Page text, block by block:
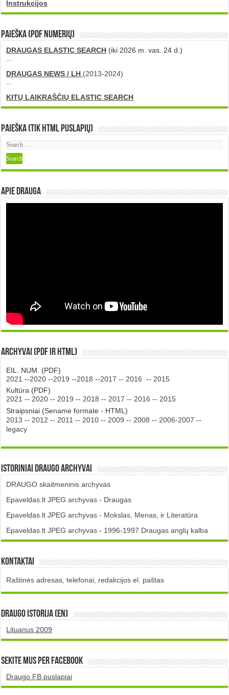
Instrukcijos
PAIEŠKA (PDF numerių)
DRAUGAS ELASTIC SEARCH (iki 2026 m. vas. 24 d.)
DRAUGAS NEWS / LH (2013-2024)
KITŲ LAIKRAŠČIŲ ELASTIC SEARCH
Paieška (tik HTML puslapių)
Apie DRAUGA
Archyvai (PDF ir HTML)
EIL. NUM. (PDF)
2021 --2020 --2019 --2018 --2017 -- 2016 -- 2015
Kultūra (PDF)
2021 -- 2020 -- 2019 -- 2018 -- 2017 -- 2016 -- 2015
Straipsniai (Sename formate - HTML)
2013 -- 2012 -- 2011 -- 2010 -- 2009 -- 2008 -- 2006-2007 --
legacy
Istoriniai DRAUGO Archyvai
DRAUGO skaitmeninis archyvas
Epaveldas.lt JPEG archyvas - Draugas
Epaveldas.lt JPEG archyvas - Mokslas, Menas, ir Literatūra
Epaveldas.lt JPEG archyvas - 1996-1997 Draugas anglų kalba
Kontaktai
Raštinės adresas, telefonai, redakcijos el. paštas
DRAUGO istorija (EN)
Lituanus 2009
Sekite mus per Facebook
Draugo FB puslapiai